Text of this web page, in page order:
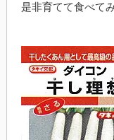
是非育てて食べて